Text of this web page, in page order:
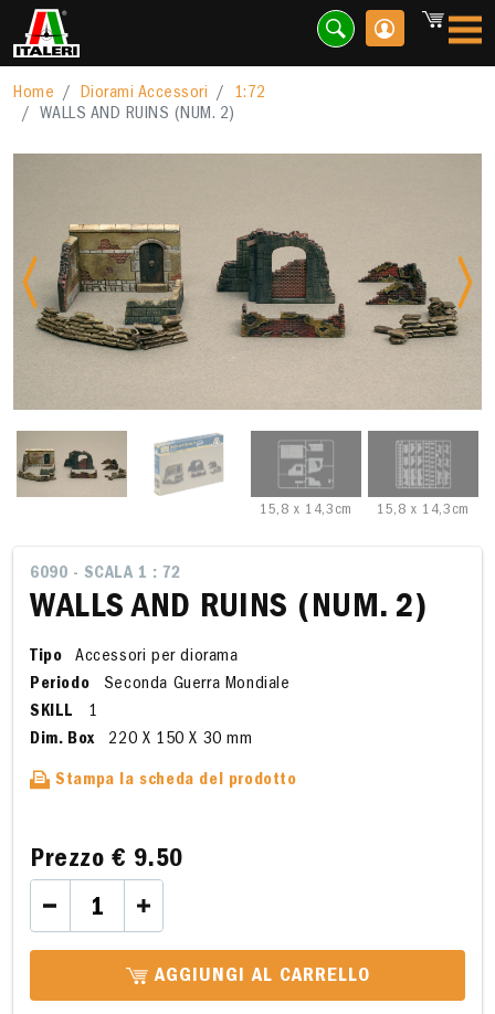
Home Diorami Accessori
1:72
WALLS AND RUINS (NUM. 2)
Previous
15,8 x 14,3cm 15,8 x 14,3cm
6090 - SCALA 1 : 72
WALLS AND RUINS (NUM. 2)
Tipo
Accessori per diorama
Periodo
Seconda Guerra Mondiale
SKILL
1
Dim. Box
220 X 150 X 30 mm
Stampa la scheda del prodotto
Prezzo€ 9.50
AGGIUNGI AL CARRELLO